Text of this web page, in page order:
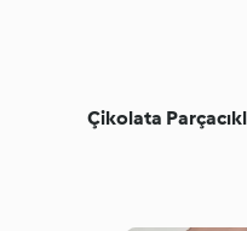
Çikolata